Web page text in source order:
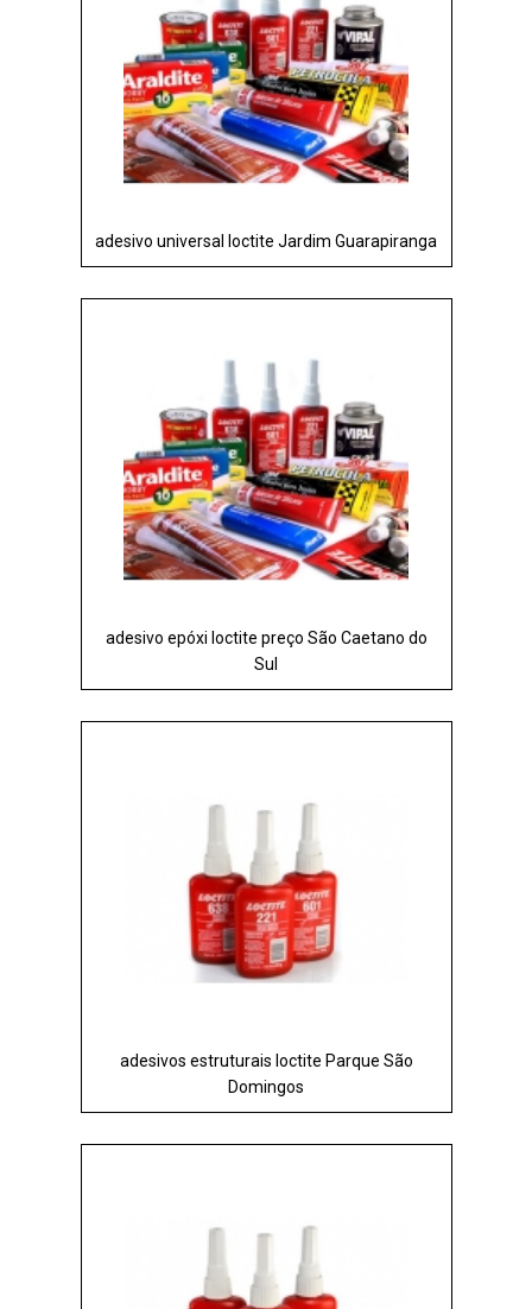
adesivo universal loctite Jardim Guarapiranga
adesivo epóxi loctite preço São Caetano do
Sul
adesivos estruturais loctite Parque São
Domingos